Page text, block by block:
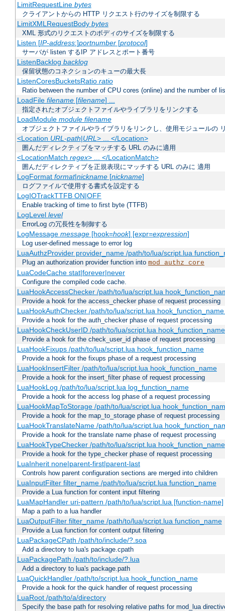
LimitRequestLine bytes
クライアントからの HTTP リクエスト行のサイズを制限する
LimitXMLRequestBody bytes
XML 形式のリクエストのボディのサイズを制限する
Listen [IP-address:]portnumber[protocol]
サーバが listen するIP アドレスとポート番号
ListenBacklog backlog
保留状態のコネクションのキューの最大長
ListenCoresBucketsRatio ratio
Ratio between the number of CPU cores (online) and the number of
LoadFile filename[filename] ...
指定されたオブジェクトファイルやライブラリをリンクする
LoadModule module filename
オブジェクトファイルやライブラリをリンクし、使用モジュールの
<Location URL-path|URL> ... </Location>
囲んだディレクティブをマッチする URL のみに適用
<LocationMatch regex> ... </LocationMatch>
囲んだディレクティブを正規表現にマッチする URL のみに 適用
LogFormat format|nickname[nickname]
ログファイルで使用する書式を設定する
LogIOTrackTTFB ON|OFF
Enable tracking of time to first byte (TTFB)
LogLevel level
ErrorLog の冗長性を制御する
LogMessage message[hook=hook] [expr=expression]
Log user-defined message to error log
LuaAuthzProvider provider_name /path/to/lua/script.lua
Plug an authorization provider function into mod_authz_core
LuaCodeCache stat|forever|never
Configure the compiled code cache.
LuaHookAccessChecker /path/to/lua/script.lua
Provide a hook for the access_checker phase of request processing
LuaHookAuthChecker /path/to/lua/script.lua
Provide a hook for the auth_checker phase of request processing
LuaHookCheckUserID /path/to/lua/script.lua
Provide a hook for the check_user_id phase of request processing
LuaHookFixups /path/to/lua/script.lua hook_function_name
Provide a hook for the fixups phase of a request processing
LuaHookInsertFilter /path/to/lua/script.lua hook_function_name
Provide a hook for the insert_filter phase of request processing
LuaHookLog /path/to/lua/script.lua log_function_name
Provide a hook for the access log phase of a request processing
LuaHookMapToStorage /path/to/lua/script.lua
Provide a hook for the map_to_storage phase of request processing
LuaHookTranslateName /path/to/lua/script.lua
Provide a hook for the translate name phase of request processing
LuaHookTypeChecker /path/to/lua/script.lua hook_function_name
Provide a hook for the type_checker phase of request processing
LuaInherit none|parent-first|parent-last
Controls how parent configuration sections are merged into children
LuaInputFilter filter_name /path/to/lua/script.lua function_name
Provide a Lua function for content input filtering
LuaMapHandler uri-pattern /path/to/lua/script.lua [function-name]
Map a path to a lua handler
LuaOutputFilter filter_name /path/to/lua/script.lua function_name
Provide a Lua function for content output filtering
LuaPackageCPath /path/to/include/?.soa
Add a directory to lua's package.cpath
LuaPackagePath /path/to/include/?.lua
Add a directory to lua's package.path
LuaQuickHandler /path/to/script.lua hook_function_name
Provide a hook for the quick handler of request processing
LuaRoot /path/to/a/directory
Specify the base path for resolving relative paths for mod_lua